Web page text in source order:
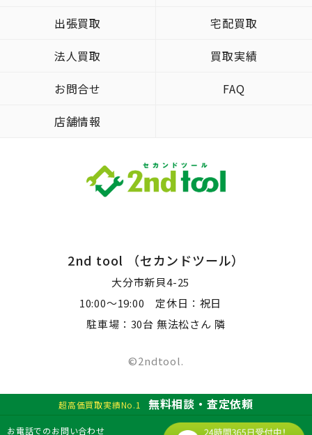
出張買取
宅配買取
法人買取
買取実績
お問合せ
FAQ
店舗情報
2nd tool （セカンドツール）
大分市新貝4-25
10:00～19:00 定休日：祝日
駐車場：30台 無法松さん 隣
©2ndtool.
超高価買取実績No.1 無料相談・査定依頼
お電話でのお問い合わせ